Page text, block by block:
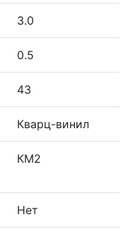
3.0
0.5
43
Кварц-винил
КМ2
Нет